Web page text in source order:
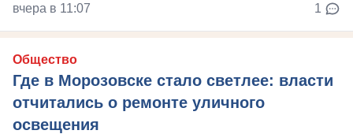
вчера в 11:07 1
Общество
Где в Морозовске стало светлее: власти
отчитались о ремонте уличного
освещения